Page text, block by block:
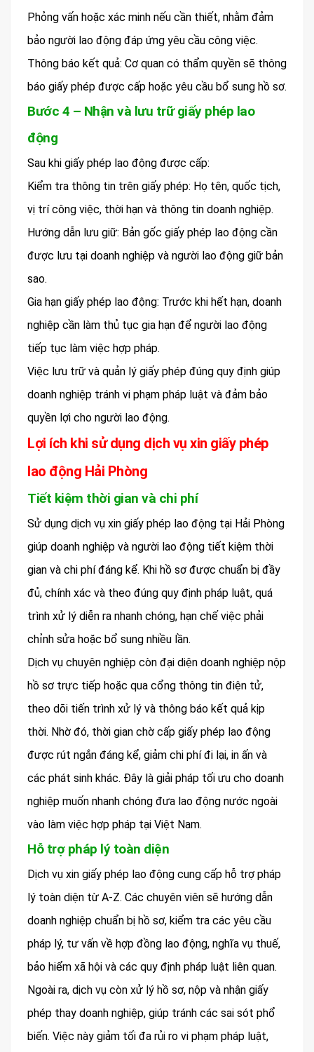
Phỏng vấn hoặc xác minh nếu cần thiết, nhằm đảm
bảo người lao động đáp ứng yêu cầu công việc.
Thông báo kết quả: Cơ quan có thẩm quyền sẽ thông
báo giấy phép được cấp hoặc yêu cầu bổ sung hồ sơ.
Bước 4 – Nhận và lưu trữ giấy phép lao
động
Sau khi giấy phép lao động được cấp:
Kiểm tra thông tin trên giấy phép: Họ tên, quốc tịch,
vị trí công việc, thời hạn và thông tin doanh nghiệp.
Hướng dẫn lưu giữ: Bản gốc giấy phép lao động cần
được lưu tại doanh nghiệp và người lao động giữ bản
sao.
Gia hạn giấy phép lao động: Trước khi hết hạn, doanh
nghiệp cần làm thủ tục gia hạn để người lao động
tiếp tục làm việc hợp pháp.
Việc lưu trữ và quản lý giấy phép đúng quy định giúp
doanh nghiệp tránh vi phạm pháp luật và đảm bảo
quyền lợi cho người lao động.
Lợi ích khi sử dụng dịch vụ xin giấy phép
lao động Hải Phòng
Tiết kiệm thời gian và chi phí
Sử dụng dịch vụ xin giấy phép lao động tại Hải Phòng
giúp doanh nghiệp và người lao động tiết kiệm thời
gian và chi phí đáng kể. Khi hồ sơ được chuẩn bị đầy
đủ, chính xác và theo đúng quy định pháp luật, quá
trình xử lý diễn ra nhanh chóng, hạn chế việc phải
chỉnh sửa hoặc bổ sung nhiều lần.
Dịch vụ chuyên nghiệp còn đại diện doanh nghiệp nộp
hồ sơ trực tiếp hoặc qua cổng thông tin điện tử,
theo dõi tiến trình xử lý và thông báo kết quả kịp
thời. Nhờ đó, thời gian chờ cấp giấy phép lao động
được rút ngắn đáng kể, giảm chi phí đi lại, in ấn và
các phát sinh khác. Đây là giải pháp tối ưu cho doanh
nghiệp muốn nhanh chóng đưa lao động nước ngoài
vào làm việc hợp pháp tại Việt Nam.
Hỗ trợ pháp lý toàn diện
Dịch vụ xin giấy phép lao động cung cấp hỗ trợ pháp
lý toàn diện từ A-Z. Các chuyên viên sẽ hướng dẫn
doanh nghiệp chuẩn bị hồ sơ, kiểm tra các yêu cầu
pháp lý, tư vấn về hợp đồng lao động, nghĩa vụ thuế,
bảo hiểm xã hội và các quy định pháp luật liên quan.
Ngoài ra, dịch vụ còn xử lý hồ sơ, nộp và nhận giấy
phép thay doanh nghiệp, giúp tránh các sai sót phổ
biến. Việc này giảm tối đa rủi ro vi phạm pháp luật,